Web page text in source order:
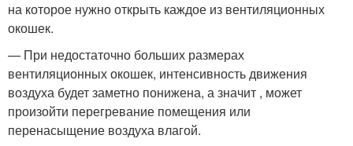
на которое нужно открыть каждое из вентиляционных
окошек.
— При недостаточно больших размерах
вентиляционных окошек, интенсивность движения
воздуха будет заметно понижена, а значит , может
произойти перегревание помещения или
перенасыщение воздуха влагой.